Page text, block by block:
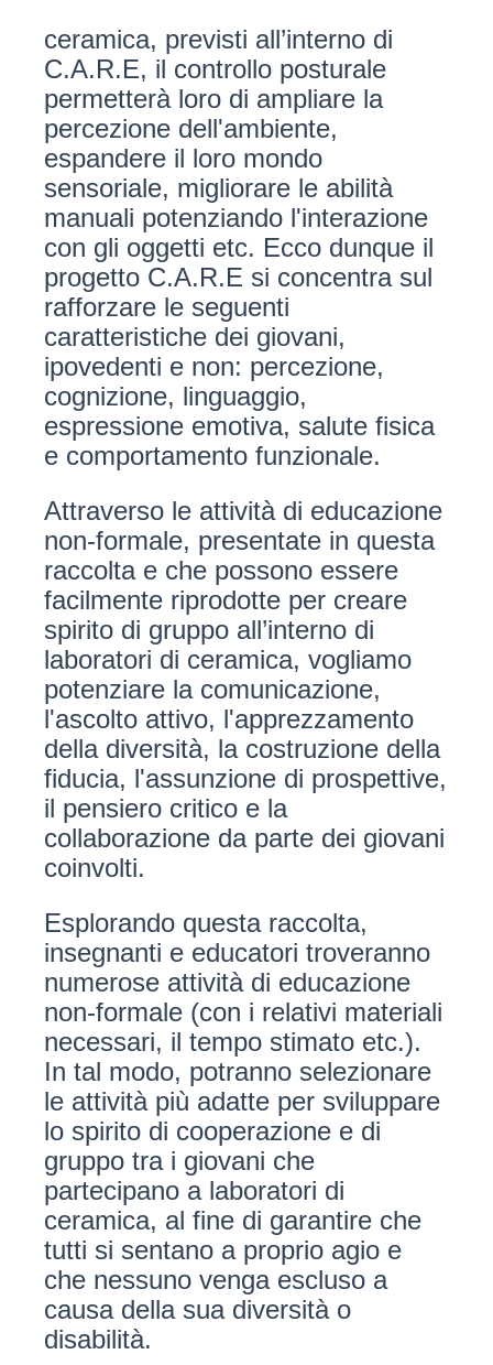
ceramica, previsti all’interno di
C.A.R.E, il controllo posturale
permetterà loro di ampliare la
percezione dell'ambiente,
espandere il loro mondo
sensoriale, migliorare le abilità
manuali potenziando l'interazione
con gli oggetti etc. Ecco dunque il
progetto C.A.R.E si concentra sul
rafforzare le seguenti
caratteristiche dei giovani,
ipovedenti e non: percezione,
cognizione, linguaggio,
espressione emotiva, salute fisica
e comportamento funzionale.
Attraverso le attività di educazione
non-formale, presentate in questa
raccolta e che possono essere
facilmente riprodotte per creare
spirito di gruppo all’interno di
laboratori di ceramica, vogliamo
potenziare la comunicazione,
l'ascolto attivo, l'apprezzamento
della diversità, la costruzione della
fiducia, l'assunzione di prospettive,
il pensiero critico e la
collaborazione da parte dei giovani
coinvolti.
Esplorando questa raccolta,
insegnanti e educatori troveranno
numerose attività di educazione
non-formale (con i relativi materiali
necessari, il tempo stimato etc.).
In tal modo, potranno selezionare
le attività più adatte per sviluppare
lo spirito di cooperazione e di
gruppo tra i giovani che
partecipano a laboratori di
ceramica, al fine di garantire che
tutti si sentano a proprio agio e
che nessuno venga escluso a
causa della sua diversità o
disabilità.